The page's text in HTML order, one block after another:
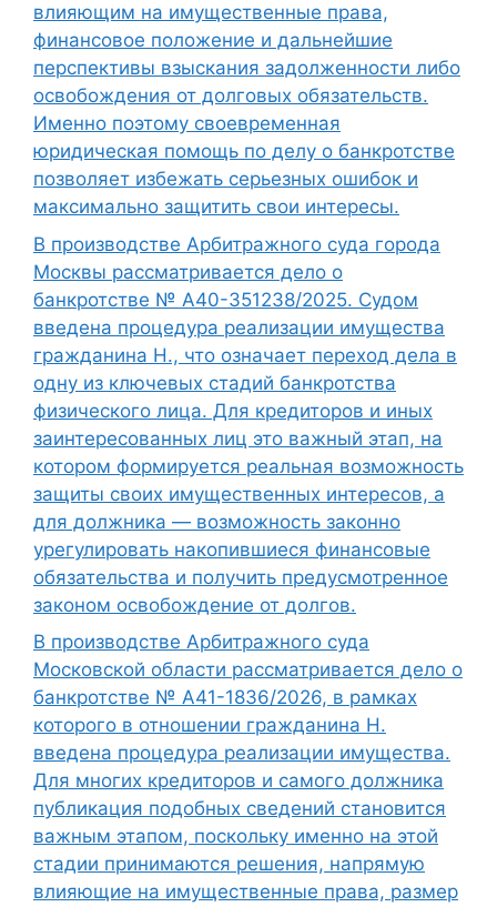
влияющим на имущественные права,
финансовое положение и дальнейшие
перспективы взыскания задолженности либо
освобождения от долговых обязательств.
Именно поэтому своевременная
юридическая помощь по делу о банкротстве
позволяет избежать серьезных ошибок и
максимально защитить свои интересы.
В производстве Арбитражного суда города
Москвы рассматривается дело о
банкротстве № А40-351238/2025. Судом
введена процедура реализации имущества
гражданина Н., что означает переход дела в
одну из ключевых стадий банкротства
физического лица. Для кредиторов и иных
заинтересованных лиц это важный этап, на
котором формируется реальная возможность
защиты своих имущественных интересов, а
для должника — возможность законно
урегулировать накопившиеся финансовые
обязательства и получить предусмотренное
законом освобождение от долгов.
В производстве Арбитражного суда
Московской области рассматривается дело о
банкротстве № А41-1836/2026, в рамках
которого в отношении гражданина Н.
введена процедура реализации имущества.
Для многих кредиторов и самого должника
публикация подобных сведений становится
важным этапом, поскольку именно на этой
стадии принимаются решения, напрямую
влияющие на имущественные права, размер